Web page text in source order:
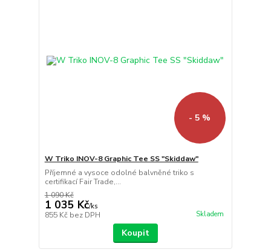
- 5 %
W Triko INOV-8 Graphic Tee SS "Skiddaw"
Příjemné a vysoce odolné balvněné triko s
certifikací Fair Trade,...
1 090 Kč
1 035 Kč/ks
855 Kč bez DPH Skladem
Koupit